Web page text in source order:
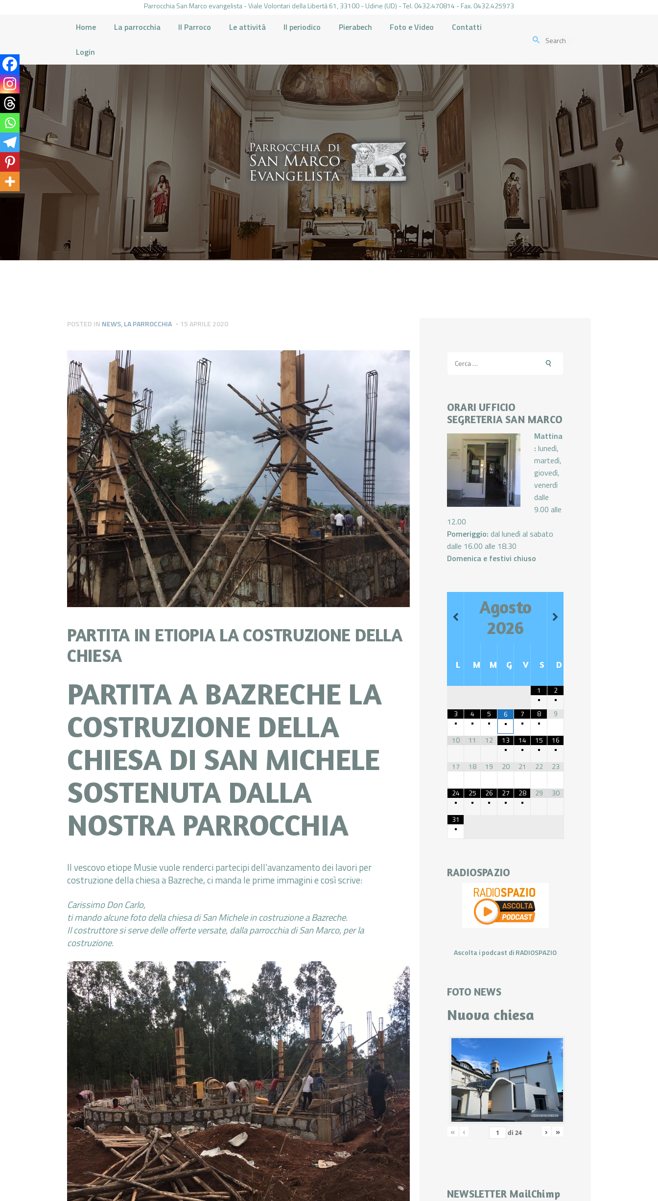
Parrocchia San Marco evangelista - Viale Volontari della Libertá 61, 33100 - Udine (UD) - Tel. 0432.470814 - Fax. 0432.425973
Home La parrocchia Il Parroco Le attività Il periodico Pierabech Foto e Video Contatti
Login
HOME
LA PARROCCHIA
IL PARROCO
LE ATTIVITÀ
IL PERIODICO
PIERABECH
FOTO E VIDEO
CONTATTI
POSTED IN NEWS,LA PARROCCHIA 15 APRILE 2020
PARTITA IN ETIOPIA LA COSTRUZIONE DELLA
CHIESA
PARTITA A BAZRECHE LA
COSTRUZIONE DELLA
CHIESA DI SAN MICHELE
SOSTENUTA DALLA
NOSTRA PARROCCHIA
Il vescovo etiope Musie vuole renderci partecipi dell’avanzamento dei lavori per
costruzione della chiesa a Bazreche, ci manda le prime immagini e così scrive:
Carissimo Don Carlo,
ti mando alcune foto della chiesa di San Michele in costruzione a Bazreche.
Il costruttore si serve delle offerte versate, dalla parrocchia di San Marco, per la
costruzione.
per:
ORARI UFFICIO
SEGRETERIA SAN MARCO
Mattina
: lunedì,
martedì,
giovedì,
venerdì
dalle
9.00 alle
12.00
Pomeriggio: dal lunedì al sabato
dalle 16.00 alle 18.30
Domenica e festivi chiuso
Agosto
2026
L M M G V S D
1
•
2
•
3
•
4
•
5
•
6
•
7
•
8
•
9
10 11 12
13
•
14
•
15
•
16
•
17
18 19 20 21 22 23
24
•
25
•
26
•
27
•
28
•
29 30
31
•
RADIOSPAZIO
Ascolta i podcast di RADIOSPAZIO
FOTO NEWS
Nuova chiesa
« ‹ di 24 › »
NEWSLETTER MailChimp